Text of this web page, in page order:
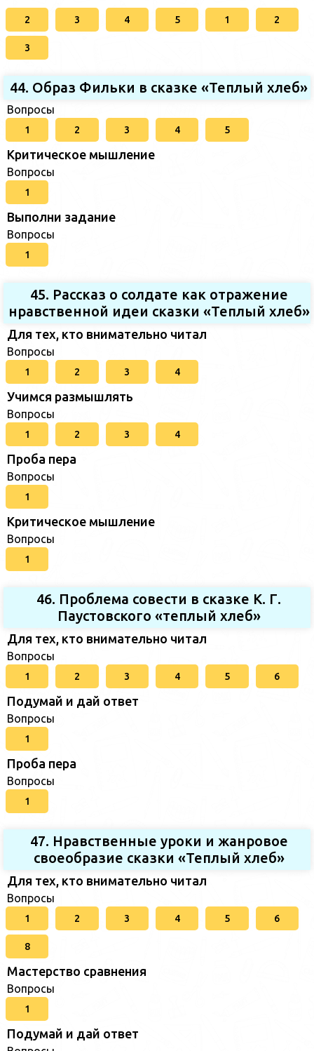
2 3 4 5 1 2
3
44. Образ Фильки в сказке «Теплый хлеб»
Вопросы
1 2 3 4 5
Критическое мышление
Вопросы
1
Выполни задание
Вопросы
1
45. Рассказ о солдате как отражение
нравственной идеи сказки «Теплый хлеб»
Для тех, кто внимательно читал
Вопросы
1 2 3 4
Учимся размышлять
Вопросы
1 2 3 4
Проба пера
Вопросы
1
Критическое мышление
Вопросы
1
46. Проблема совести в сказке К. Г.
Паустовского «теплый хлеб»
Для тех, кто внимательно читал
Вопросы
1 2 3 4 5 6
Подумай и дай ответ
Вопросы
1
Проба пера
Вопросы
1
47. Нравственные уроки и жанровое
своеобразие сказки «Теплый хлеб»
Для тех, кто внимательно читал
Вопросы
1 2 3 4 5 6
8
Мастерство сравнения
Вопросы
1
Подумай и дай ответ